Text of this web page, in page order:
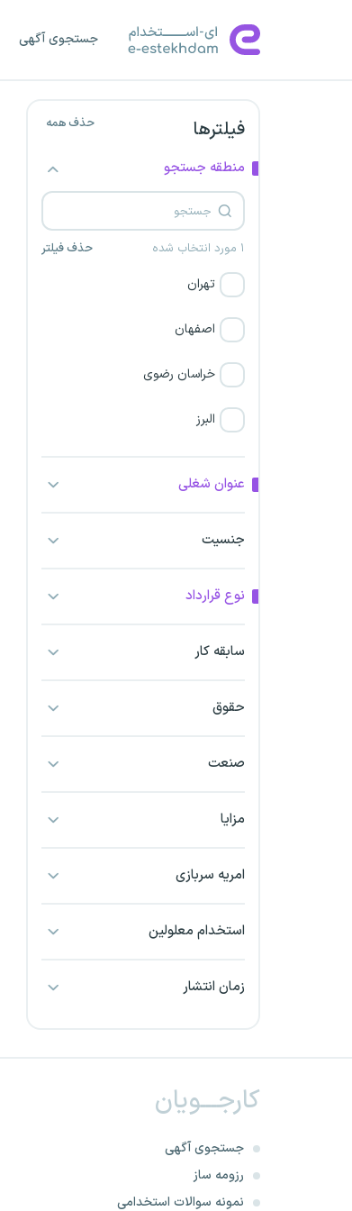
جستجوی آگهی
فیلترها حذف همه
منطقه جستجو
۱ مورد انتخاب شده حذف فیلتر
تهران
اصفهان
خراسان رضوی
البرز
اراک
اردبیل
بندرعباس
خراسان شمالی
خرم آباد
خوزستان
عنوان شغلی
جنسیت
نوع قرارداد
سابقه کار
حقوق
صنعت
مزایا
امریه سربازی
استخدام معلولین
زمان انتشار
کارجـــویان
جستجوی آگهی
رزومه ساز
نمونه سوالات استخدامی